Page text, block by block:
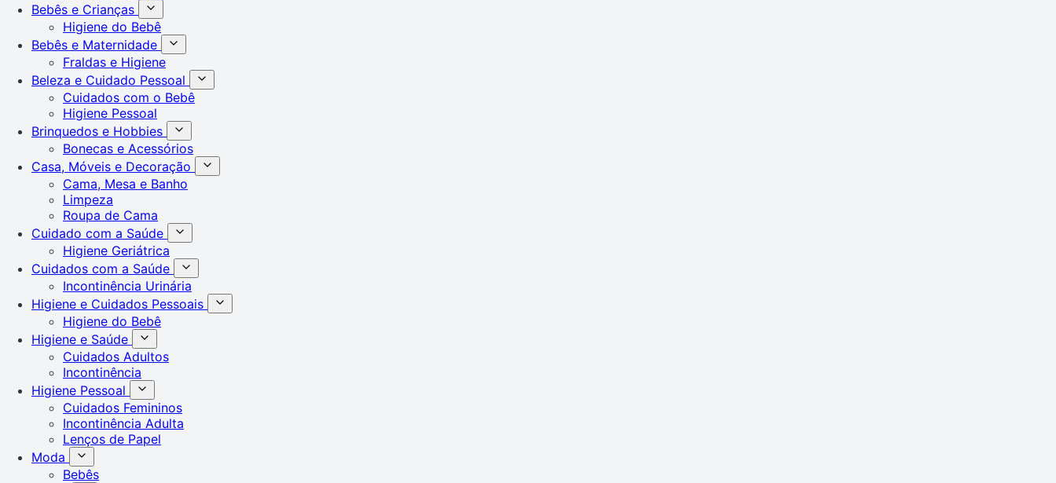
Bebês e Crianças
Higiene do Bebê
Bebês e Maternidade
Fraldas e Higiene
Beleza e Cuidado Pessoal
Cuidados com o Bebê
Higiene Pessoal
Brinquedos e Hobbies
Bonecas e Acessórios
Casa, Móveis e Decoração
Cama, Mesa e Banho
Limpeza
Roupa de Cama
Cuidado com a Saúde
Higiene Geriátrica
Cuidados com a Saúde
Incontinência Urinária
Higiene e Cuidados Pessoais
Higiene do Bebê
Higiene e Saúde
Cuidados Adultos
Incontinência
Higiene Pessoal
Cuidados Femininos
Incontinência Adulta
Lenços de Papel
Moda
Bebês